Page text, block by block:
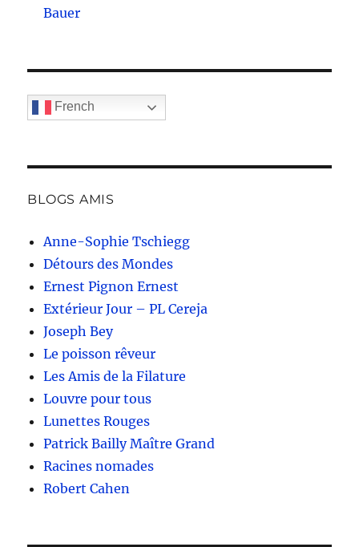
Bauer
French
BLOGS AMIS
Anne-Sophie Tschiegg
Détours des Mondes
Ernest Pignon Ernest
Extérieur Jour – PL Cereja
Joseph Bey
Le poisson rêveur
Les Amis de la Filature
Louvre pour tous
Lunettes Rouges
Patrick Bailly Maître Grand
Racines nomades
Robert Cahen